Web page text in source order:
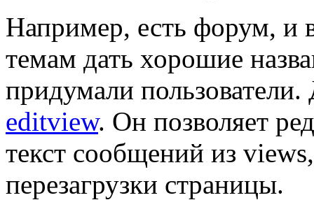
Например, есть форум, и
темам дать хорошие
придумали пользователи.
editview. Он позволяет
текст сообщений из
перезагрузки страницы.